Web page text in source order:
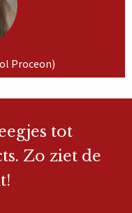
Proceon)
tot
Zo ziet de